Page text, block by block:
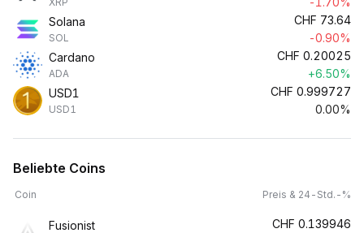
Solana
SOL
CHF 73.64
-0.90%
Cardano
ADA
CHF 0.20025
+6.50%
USD1
USD1
CHF 0.999727
0.00%
Beliebte Coins
Coin Preis & 24-Std.-%
Fusionist CHF 0.139946